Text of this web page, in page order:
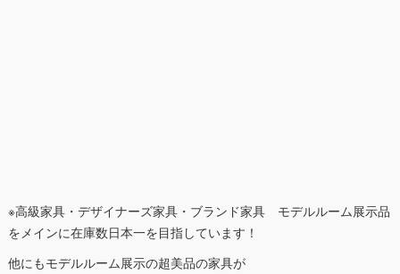
※高級家具・デザイナーズ家具・ブランド家具 モデルルーム展示品
をメインに在庫数日本一を目指しています！
他にもモデルルーム展示の超美品の家具が